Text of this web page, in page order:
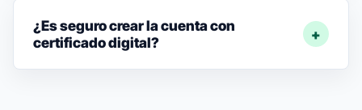
¿Es seguro crear la cuenta con
certificado digital?